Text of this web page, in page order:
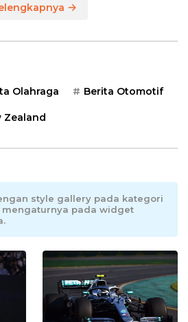
Olahraga Berita Otomotif
Zealand
style gallery pada kategori
mengaturnya pada widget